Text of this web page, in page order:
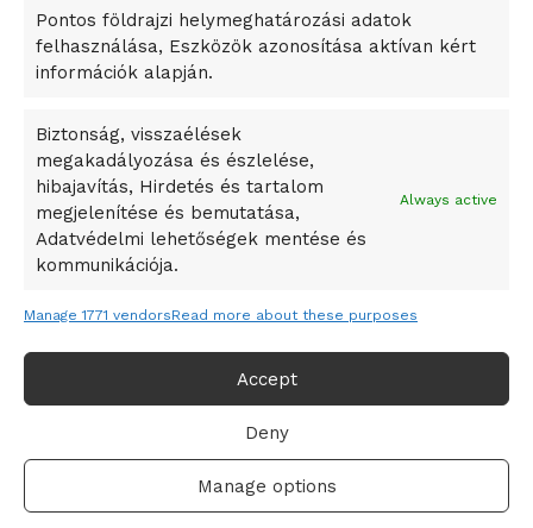
Pontos földrajzi helymeghatározási adatok
felhasználása, Eszközök azonosítása aktívan kért
információk alapján.
Biztonság, visszaélések
megakadályozása és észlelése,
hibajavítás, Hirdetés és tartalom
megjelenítése és bemutatása,
Adatvédelmi lehetőségek mentése és
kommunikációja.
Always active
Manage 1771 vendorsRead more about these purposes
Accept
Deny
Manage options
A Ringo Starr új albummal jelentkezik
A Vajdasági Magyar Szövetség államtitkárait kinevezték
Dzsingisz kán hódító hadjárata okozta
Kuramagomedov ötödik, Muszukajev elődöntős – Birkózó
világkupa
Adatvédelmi irányelvek
© 2019-2021 online365.hu - Minden jog fenntartva!